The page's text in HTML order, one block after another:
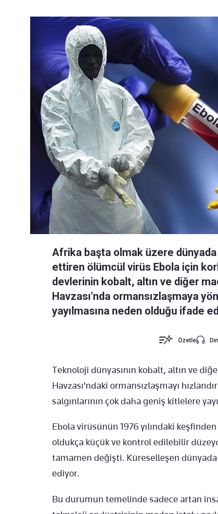
Afrika başta olmak üzere
ettiren ölümcül virüs Ebola için
devlerinin kobalt, altın ve diğer
Havzası'nda ormansızlaşmaya
yayılmasına neden olduğu ifade
Özetle
Teknoloji dünyasının kobalt, altın ve
Havzası'ndaki ormansızlaşmayı
salgınlarının çok daha geniş kitlelere
Ebola virüsünün 1976 yılındaki
oldukça küçük ve kontrol edilebilir
tamamen değişti. Küreselleşen
ediyor.
Bu durumun temelinde sadece artan